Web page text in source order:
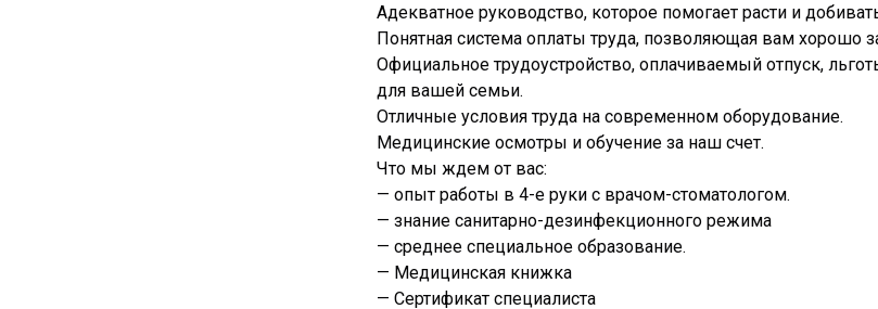
Адекватное руководство, которое помогает расти и
Понятная система оплаты труда, позволяющая вам хорошо
Официальное трудоустройство, оплачиваемый отпуск,
для вашей семьи.
Отличные условия труда на современном оборудование.
Медицинские осмотры и обучение за наш счет.
Что мы ждем от вас:
— опыт работы в 4-е руки с врачом-стоматологом.
— знание санитарно-дезинфекционного режима
— среднее специальное образование.
— Медицинская книжка
— Сертификат специалиста